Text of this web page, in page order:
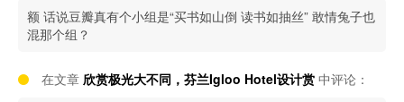
额 话说豆瓣真有个小组是“买书如山倒 读书如抽丝” 敢情兔子也
混那个组？
在文章 欣赏极光大不同，芬兰Igloo Hotel设计赏 中评论：